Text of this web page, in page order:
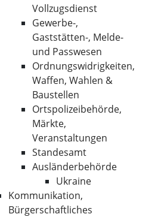
Vollzugsdienst
Gewerbe-,
Gaststätten-, Melde-
und Passwesen
Ordnungswidrigkeiten,
Waffen, Wahlen &
Baustellen
Ortspolizeibehörde,
Märkte,
Veranstaltungen
Standesamt
Ausländerbehörde
Ukraine
Kommunikation,
Bürgerschaftliches